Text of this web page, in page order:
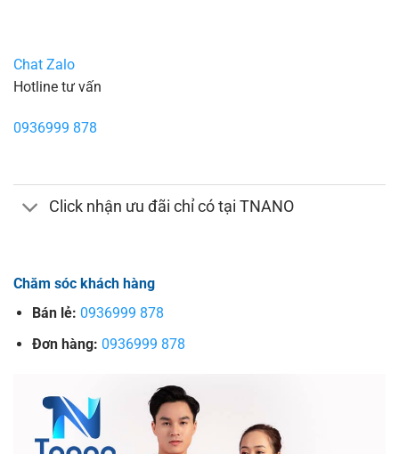
Chat Zalo
Hotline tư vấn
0936999 878
Click nhận ưu đãi chỉ có tại TNANO
Chăm sóc khách hàng
Bán lẻ: 0936999 878
Đơn hàng: 0936999 878